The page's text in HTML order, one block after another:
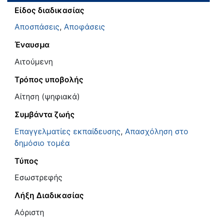
Είδος διαδικασίας
Αποσπάσεις, Αποφάσεις
Έναυσμα
Αιτούμενη
Τρόπος υποβολής
Αίτηση (ψηφιακά)
Συμβάντα ζωής
Επαγγελματίες εκπαίδευσης, Απασχόληση στο
δημόσιο τομέα
Τύπος
Εσωστρεφής
Λήξη Διαδικασίας
Αόριστη